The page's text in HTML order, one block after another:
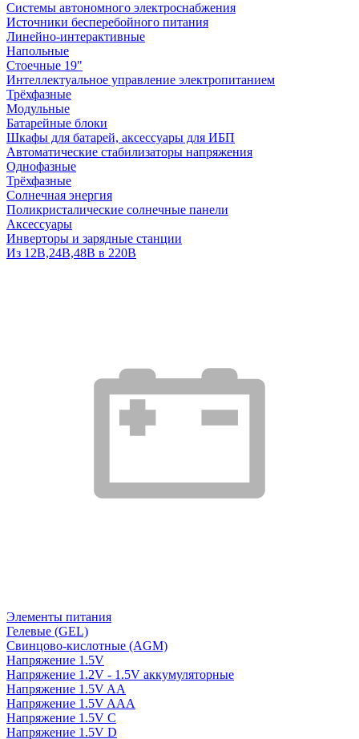
Системы автономного электроснабжения
Источники бесперебойного питания
Линейно-интерактивные
Напольные
Стоечные 19"
Интеллектуальное управление электропитанием
Трёхфазные
Модульные
Батарейные блоки
Шкафы для батарей, аксессуары для ИБП
Автоматические стабилизаторы напряжения
Однофазные
Трёхфазные
Солнечная энергия
Поликристалические солнечные панели
Аксессуары
Инверторы и зарядные станции
Из 12В,24В,48В в 220В
Элементы питания
Гелевые (GEL)
Свинцово-кислотные (AGM)
Напряжение 1.5V
Напряжение 1.2V - 1.5V аккумуляторные
Напряжение 1.5V AA
Напряжение 1.5V AAA
Напряжение 1.5V C
Напряжение 1.5V D